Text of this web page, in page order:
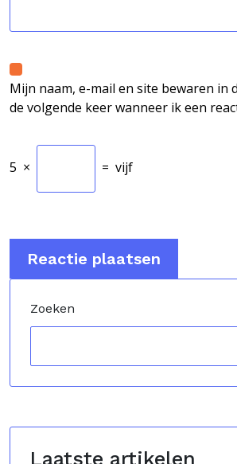
Mijn naam, e-mail en site bewaren in
de volgende keer wanneer ik een
5 × = vijf
Zoeken
Laatste artikelen